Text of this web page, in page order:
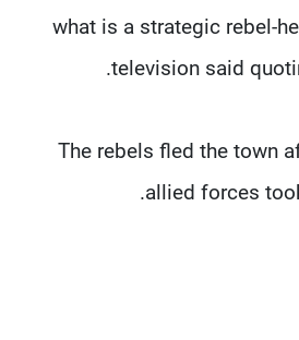
what is a strategic rebel-
television said
The rebels fled the town
allied forces